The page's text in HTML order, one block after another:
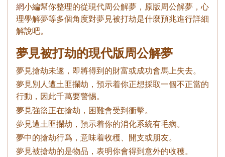
網小編幫你整理的從現代周公解夢，原版周公解夢，心
理學解夢等多個角度對夢見被打劫是什麼預兆進行詳細
解說吧。
夢見被打劫的現代版周公解夢
夢見搶劫未遂，即將得到的財富或成功會馬上失去。
夢見別人遭土匪攔劫，預示着你正想採取一個不正當的
行動，因此千萬要警惕。
夢見強盜正在搶劫，困難會受到衝擊。
夢見遭土匪攔劫，預示着你的消化系統有毛病。
夢中的搶劫行爲，意味着收穫、開支或朋友。
夢見被搶劫的是物品，表明你會得到意外的收穫。